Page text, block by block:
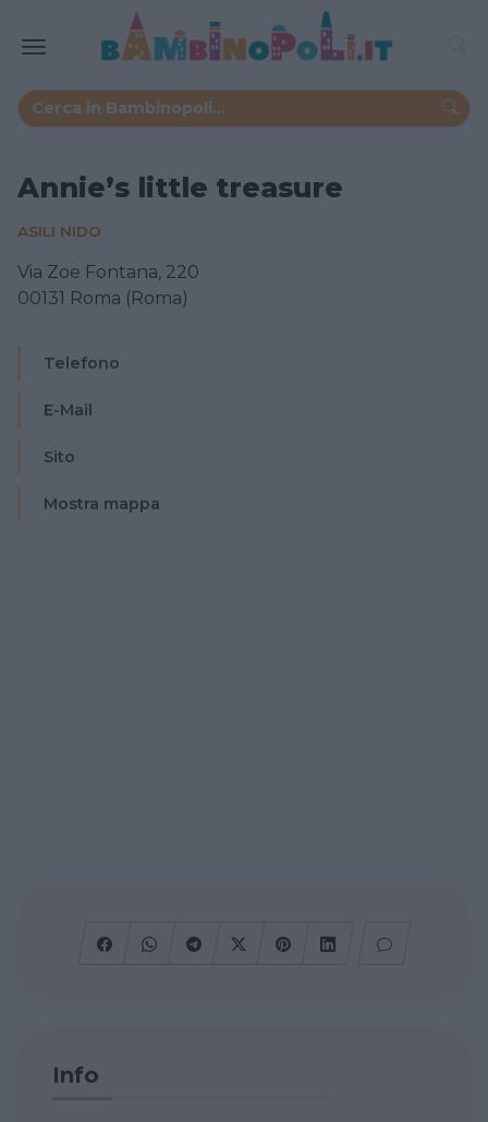
Annie’s little treasure
ASILI NIDO
Via Zoe Fontana, 220
00131 Roma (Roma)
Telefono
E-Mail
Sito
Mostra mappa
Info